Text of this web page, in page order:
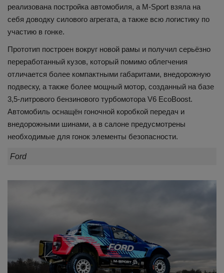
реализована постройка автомобиля, а M-Sport взяла на
себя доводку силового агрегата, а также всю логистику по
участию в гонке.
Прототип построен вокруг новой рамы и получил серьёзно
переработанный кузов, который помимо облегчения
отличается более компактными габаритами, внедорожную
подвеску, а также более мощный мотор, созданный на базе
3,5-литрового бензинового турбомотора V6 EcoBoost.
Автомобиль оснащён гоночной коробкой передач и
внедорожными шинами, а в салоне предусмотрены
необходимые для гонок элементы безопасности.
Ford